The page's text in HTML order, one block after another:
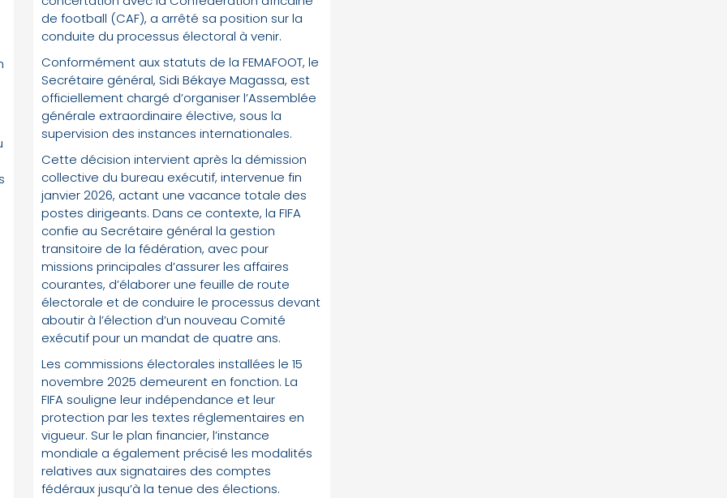
de football (CAF), a arrêté sa position sur la
conduite du processus électoral à venir.
Conformément aux statuts de la FEMAFOOT, le
Secrétaire général, Sidi Békaye Magassa, est
officiellement chargé d’organiser l’Assemblée
générale extraordinaire élective, sous la
supervision des instances internationales.
Cette décision intervient après la démission
collective du bureau exécutif, intervenue fin
janvier 2026, actant une vacance totale des
postes dirigeants. Dans ce contexte, la FIFA
confie au Secrétaire général la gestion
transitoire de la fédération, avec pour
missions principales d’assurer les affaires
courantes, d’élaborer une feuille de route
électorale et de conduire le processus devant
aboutir à l’élection d’un nouveau Comité
exécutif pour un mandat de quatre ans.
Les commissions électorales installées le 15
novembre 2025 demeurent en fonction. La
FIFA souligne leur indépendance et leur
protection par les textes réglementaires en
vigueur. Sur le plan financier, l’instance
mondiale a également précisé les modalités
relatives aux signataires des comptes
fédéraux jusqu’à la tenue des élections.